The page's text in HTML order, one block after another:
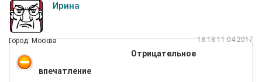
Ирина
Город: Москва 18:18 11.04.2017
Отрицательное
впечатление